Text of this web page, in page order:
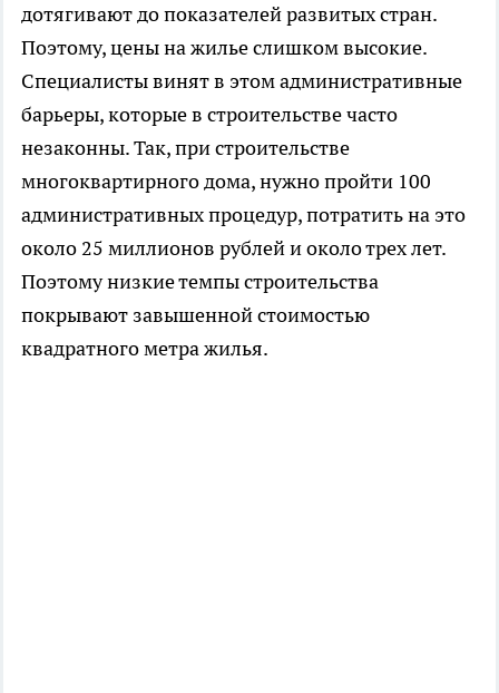
дотягивают до показателей развитых стран.
Поэтому, цены на жилье слишком высокие.
Специалисты винят в этом административные
барьеры, которые в строительстве часто
незаконны. Так, при строительстве
многоквартирного дома, нужно пройти 100
административных процедур, потратить на это
около 25 миллионов рублей и около трех лет.
Поэтому низкие темпы строительства
покрывают завышенной стоимостью
квадратного метра жилья.